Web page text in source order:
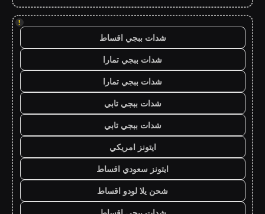
!
شدات ببجي اقساط
شدات ببجي تمارا
شدات ببجي تمارا
شدات ببجي تابي
شدات ببجي تابي
ايتونز امريكي
ايتونز سعودي اقساط
شحن يلا لودو اقساط